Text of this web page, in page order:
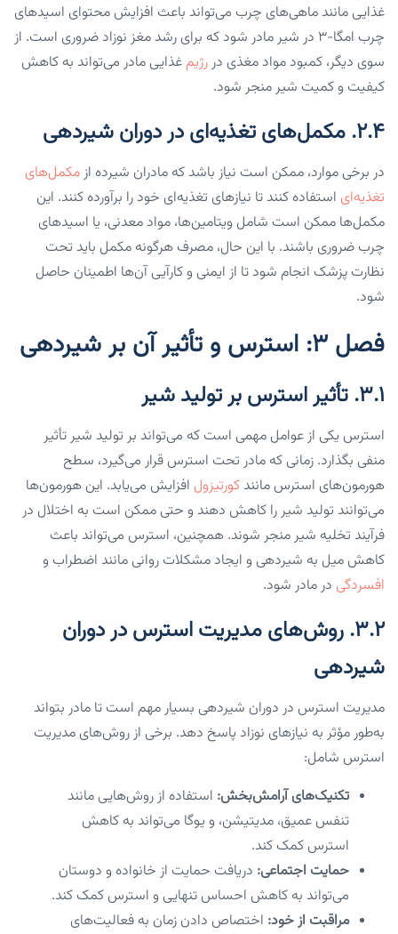
غذایی مانند ماهی‌های چرب می‌تواند باعث افزایش محتوای اسیدهای
چرب امگا-۳ در شیر مادر شود که برای رشد مغز نوزاد ضروری است. از
سوی دیگر، کمبود مواد مغذی در رژیم غذایی مادر می‌تواند به کاهش
کیفیت و کمیت شیر منجر شود.
۲.۴. مکمل‌های تغذیه‌ای در دوران شیردهی
در برخی موارد، ممکن است نیاز باشد که مادران شیرده از مکمل‌های
تغذیه‌ای استفاده کنند تا نیازهای تغذیه‌ای خود را برآورده کنند. این
مکمل‌ها ممکن است شامل ویتامین‌ها، مواد معدنی، یا اسیدهای
چرب ضروری باشند. با این حال، مصرف هرگونه مکمل باید تحت
نظارت پزشک انجام شود تا از ایمنی و کارآیی آن‌ها اطمینان حاصل
شود.
فصل ۳: استرس و تأثیر آن بر شیردهی
۳.۱. تأثیر استرس بر تولید شیر
استرس یکی از عوامل مهمی است که می‌تواند بر تولید شیر تأثیر
منفی بگذارد. زمانی که مادر تحت استرس قرار می‌گیرد، سطح
هورمون‌های استرس مانند کورتیزول افزایش می‌یابد. این هورمون‌ها
می‌توانند تولید شیر را کاهش دهند و حتی ممکن است به اختلال در
فرآیند تخلیه شیر منجر شوند. همچنین، استرس می‌تواند باعث
کاهش میل به شیردهی و ایجاد مشکلات روانی مانند اضطراب و
افسردگی در مادر شود.
۳.۲. روش‌های مدیریت استرس در دوران
شیردهی
مدیریت استرس در دوران شیردهی بسیار مهم است تا مادر بتواند
به‌طور مؤثر به نیازهای نوزاد پاسخ دهد. برخی از روش‌های مدیریت
استرس شامل:
تکنیک‌های آرامش‌بخش: استفاده از روش‌هایی مانند
تنفس عمیق، مدیتیشن، و یوگا می‌تواند به کاهش
استرس کمک کند.
حمایت اجتماعی: دریافت حمایت از خانواده و دوستان
می‌تواند به کاهش احساس تنهایی و استرس کمک کند.
مراقبت از خود: اختصاص دادن زمان به فعالیت‌های